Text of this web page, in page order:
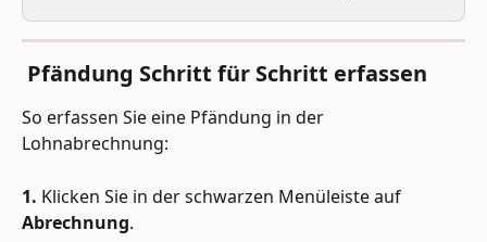
Pfändung Schritt für Schritt erfassen
So erfassen Sie eine Pfändung in der
Lohnabrechnung:
1. Klicken Sie in der schwarzen Menüleiste auf
Abrechnung.